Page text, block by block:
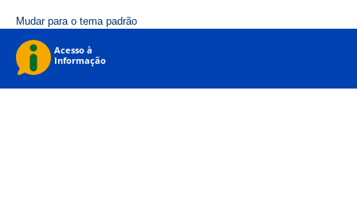
Mudar para o tema padrão